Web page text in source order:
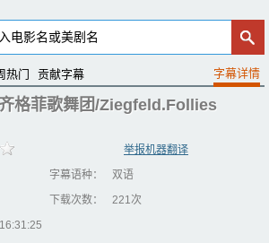
热门 贡献字幕
格菲歌舞团/Ziegfeld.Follies
举报机器翻译
字幕语种：
双语
下载次数：
221次